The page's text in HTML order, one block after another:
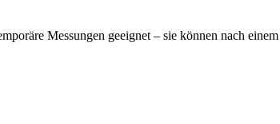
Messungen geeignet – sie können nach